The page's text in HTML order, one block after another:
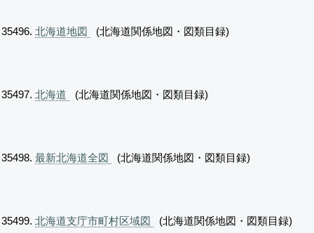
北海道地図 (北海道関係地図・図類目録)
北海道 (北海道関係地図・図類目録)
最新北海道全図 (北海道関係地図・図類目録)
北海道支庁市町村区域図 (北海道関係地図・図類目録)